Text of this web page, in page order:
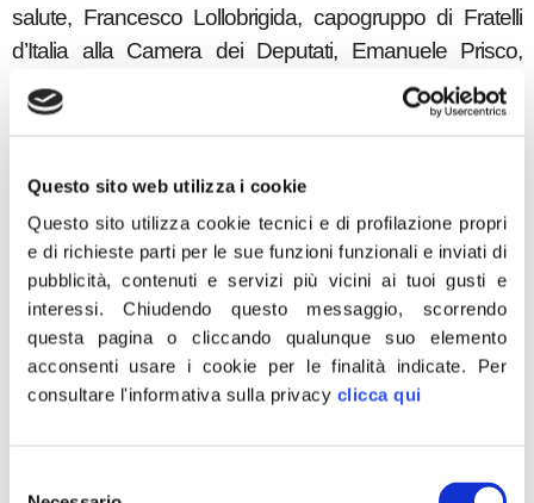
Questo sito web utilizza i cookie
Questo sito utilizza cookie tecnici e di profilazione propri
e di richieste parti per le sue funzioni funzionali e inviati di
pubblicità, contenuti e servizi più vicini ai tuoi gusti e
interessi.Chiudendo questo messaggio, scorrendo
questa pagina o cliccando qualunque suo elemento
acconsenti usare i cookie per le finalità indicate. Per
consultare l'informativa sulla privacy clicca qui
salute, Francesco Lollobrigida, capogruppo di Fratelli
d’Italia alla Camera dei Deputati, Emanuele Prisco,
Commissario regionale Fratelli d’Italia Marche, Paola
Frassinetti, responsabile dipartimento Istruzione Fratelli
infrastrutture e all’edilizia scolastica, Antonello Giannelli,
presidente Associazione Nazionale Presidi, il prof.
Giorgio Buonanno, docente di fisica tecnica
all’Università di Cassino ed esperto di sistemi di
ventilazione, Stefania Sambataro, rappresentante del
comitato “IdeaScuola”.
A moderare il convegno, introdotto da Francesca